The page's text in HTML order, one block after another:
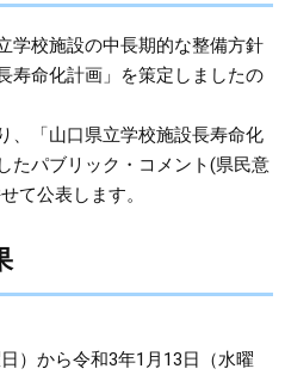
学校施設の中長期的な整備方針
寿命化計画」を策定しましたの
、「山口県立学校施設長寿命化
たパブリック・コメント(県民意
て公表します。
）から令和3年1月13日（水曜